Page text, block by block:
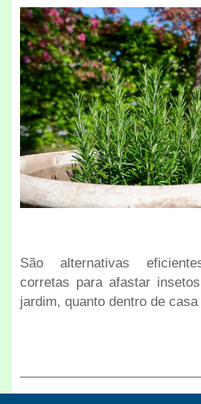
São alternativas
corretas para afastar
jardim, quanto dentro de casa